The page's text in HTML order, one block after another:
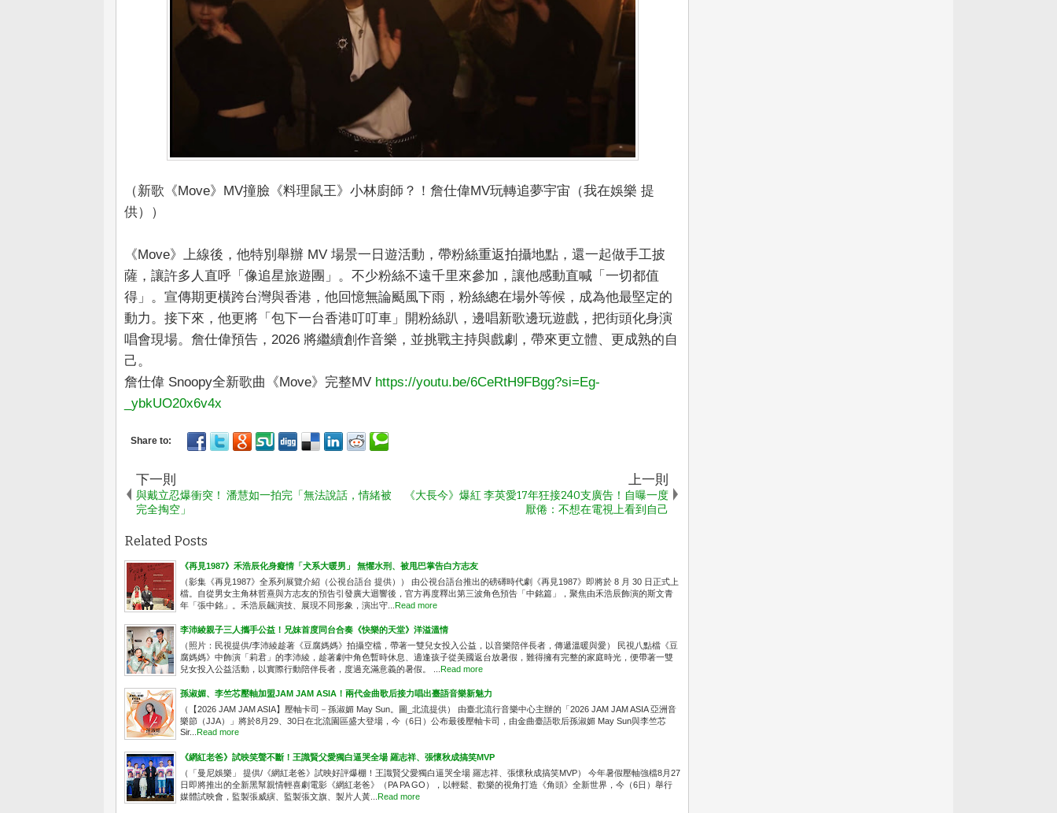
（新歌《Move》MV撞臉《料理鼠王》小林廚師？！詹仕偉MV玩轉追夢宇宙（我在娛樂 提
供））
《Move》上線後，他特別舉辦 MV 場景一日遊活動，帶粉絲重返拍攝地點，還一起做手工披
薩，讓許多人直呼「像追星旅遊團」。不少粉絲不遠千里來參加，讓他感動直喊「一切都值
得」。宣傳期更橫跨台灣與香港，他回憶無論颳風下雨，粉絲總在場外等候，成為他最堅定的
動力。接下來，他更將「包下一台香港叮叮車」開粉絲趴，邊唱新歌邊玩遊戲，把街頭化身演
唱會現場。詹仕偉預告，2026 將繼續創作音樂，並挑戰主持與戲劇，帶來更立體、更成熟的自
己。
詹仕偉 Snoopy全新歌曲《Move》完整MV https://youtu.be/6CeRtH9FBgg?si=Eg-
_ybkUO20x6v4x
下一則
與戴立忍爆衝突！ 潘慧如一拍完「無法說話，情緒被
完全掏空」
上一則
《大長今》爆紅 李英愛17年狂接240支廣告！自曝一度
厭倦：不想在電視上看到自己
Related Posts
《再見1987》禾浩辰化身癡情「犬系大暖男」 無懼水刑、被甩巴掌告白方志友
（影集《再見1987》全系列展覽介紹（公視台語台 提供）） 由公視台語台推出的磅礡時代劇《再見1987》即將於 8 月 30 日正式上
檔。自從男女主角林哲熹與方志友的預告引發廣大迴響後，官方再度釋出第三波角色預告「中銘篇」，聚焦由禾浩辰飾演的斯文青
年「張中銘」。禾浩辰飆演技、展現不同形象，演出守... Read more
李沛綾親子三人攜手公益！兄妹首度同台合奏《快樂的天堂》洋溢溫情
（照片：民視提供/李沛綾趁著《豆腐媽媽》拍攝空檔，帶著一雙兒女投入公益，以音樂陪伴長者，傳遞溫暖與愛） 民視八點檔《豆
腐媽媽》中飾演「莉君」的李沛綾，趁著劇中角色暫時休息、適逢孩子從美國返台放暑假，難得擁有完整的家庭時光，便帶著一雙
兒女投入公益活動，以實際行動陪伴長者，度過充滿意義的暑假。 ... Read more
孫淑媚、李竺芯壓軸加盟JAM JAM ASIA！兩代金曲歌后接力唱出臺語音樂新魅力
（【2026 JAM JAM ASIA】壓軸卡司－孫淑媚 May Sun。圖_北流提供） 由臺北流行音樂中心主辦的「2026 JAM JAM ASIA 亞洲音
樂節（JJA）」將於8月29、30日在北流園區盛大登場，今（6日）公布最後壓軸卡司，由金曲臺語歌后孫淑媚 May Sun與李竺芯
Sir... Read more
《網紅老爸》試映笑聲不斷！王識賢父愛獨白逼哭全場 羅志祥、張懷秋成搞笑MVP
（「曼尼娛樂」 提供/《網紅老爸》試映好評爆棚！王識賢父愛獨白逼哭全場 羅志祥、張懷秋成搞笑MVP） 今年暑假壓軸強檔8月27
日即將推出的全新黑幫親情輕喜劇電影《網紅老爸》（PA PA GO），以輕鬆、歡樂的視角打造《角頭》全新世界，今（6日）舉行
媒體試映會，監製張威縯、監製張文旗、製片人黃... Read more